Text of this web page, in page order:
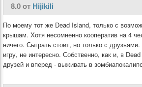
8.0 от Hijikili
По моему тот же Dead Island, только с
крышам. Хотя несомненно кооператив на 4
ничего. Сыграть стоит, но только с
игру, не интересно. Собственно, как и, в
друзей и вперед - выживать в